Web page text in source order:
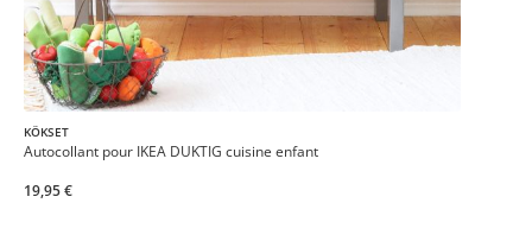
KÖKSET
Autocollant pour IKEA DUKTIG cuisine enfant
19,95 €